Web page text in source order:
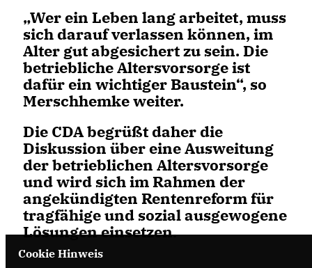
Wer ein Leben lang arbeitet, muss
sich darauf verlassen können, im
Alter gut abgesichert zu sein. Die
betriebliche Altersvorsorge ist
dafür ein wichtiger Baustein“, so
Merschhemke weiter.
Die CDA begrüßt daher die
Diskussion über eine Ausweitung
der betrieblichen Altersvorsorge
und wird sich im Rahmen der
angekündigten Rentenreform für
tragfähige und sozial ausgewogene
Lösungen einsetzen.
Cookie Hinweis